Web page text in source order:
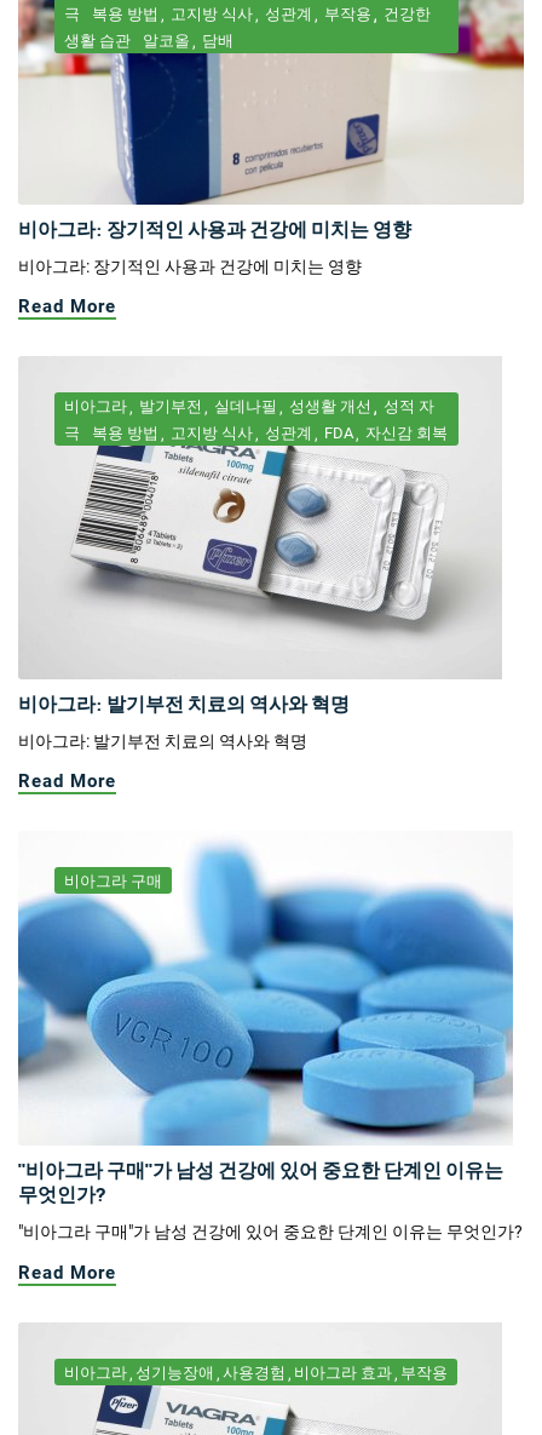
극
복용 방법 고지방 식사 성관계 부작용
건강한
생활 습관
알코올 담배
비아그라: 장기적인 사용과 건강에 미치는 영향
비아그라: 장기적인 사용과 건강에 미치는 영향
Read More
비아그라 발기부전 실데나필 성생활 개선
성적 자
극
복용 방법 고지방 식사 성관계 FDA 자신감 회복
비아그라: 발기부전 치료의 역사와 혁명
비아그라: 발기부전 치료의 역사와 혁명
Read More
비아그라 구매
"비아그라 구매"가 남성 건강에 있어 중요한 단계인 이유는
무엇인가?
"비아그라 구매"가 남성 건강에 있어 중요한 단계인 이유는 무엇인가?
Read More
비아그라 성기능장애 사용경험 비아그라 효과 부작용